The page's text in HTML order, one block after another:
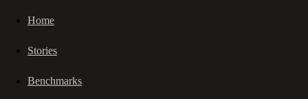
Home
Stories
Benchmarks